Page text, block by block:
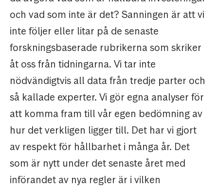
och vad som inte är det? Sanningen är att vi
inte följer eller litar på de senaste
forskningsbaserade rubrikerna som skriker
åt oss från tidningarna. Vi tar inte
nödvändigtvis all data från tredje parter och
så kallade experter. Vi gör egna analyser för
att komma fram till vår egen bedömning av
hur det verkligen ligger till. Det har vi gjort
av respekt för hållbarhet i många år. Det
som är nytt under det senaste året med
införandet av nya regler är i vilken